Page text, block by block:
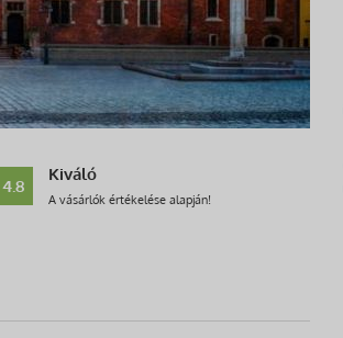
4.8
Kiváló
A vásárlók értékelése alapján!